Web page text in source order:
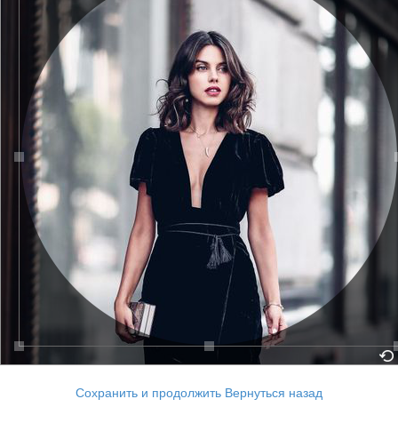
Сохранить и продолжить Вернуться назад